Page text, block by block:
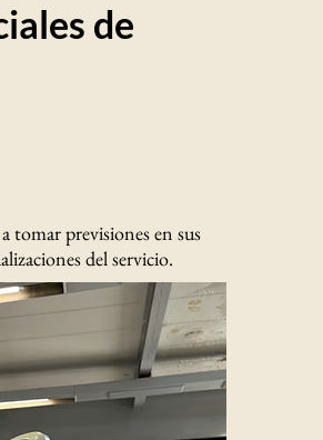
de
tomar previsiones en sus
del servicio.